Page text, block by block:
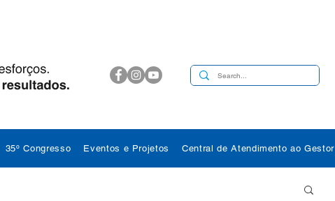
35º Congresso Eventos e Projetos Central de Atendimento ao Gestor